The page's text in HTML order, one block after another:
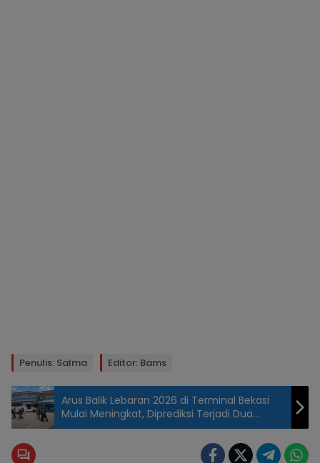
Penulis: Salma Editor: Bams
Arus Balik Lebaran 2026 di Terminal Bekasi
Mulai Meningkat, Diprediksi Terjadi Dua
Gelombang